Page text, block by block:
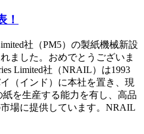
！
社（PM5）の製紙機械新設
ました。おめでとうございま
Limited社（NRAIL）は1993
（インド）に本社を置き、現
紙を生産する能力を有し、高品
場に提供しています。NRAIL